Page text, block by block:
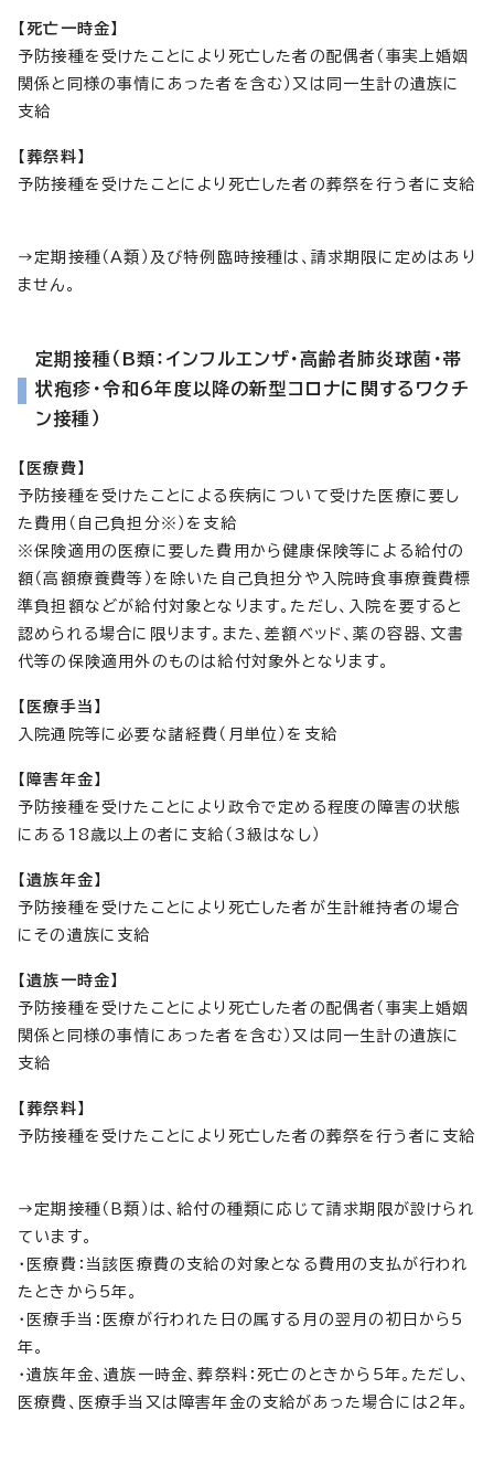
【死亡一時金】
予防接種を受けたことにより死亡した者の配偶者（事実上婚姻
関係と同様の事情にあった者を含む）又は同一生計の遺族に
支給
【葬祭料】
予防接種を受けたことにより死亡した者の葬祭を行う者に支給
→定期接種（A類）及び特例臨時接種は、請求期限に定めはあり
ません。
定期接種（B類：インフルエンザ・高齢者肺炎球菌・帯
状疱疹・令和6年度以降の新型コロナに関するワクチ
ン接種）
【医療費】
予防接種を受けたことによる疾病について受けた医療に要し
た費用（自己負担分※）を支給
※保険適用の医療に要した費用から健康保険等による給付の
額（高額療養費等）を除いた自己負担分や入院時食事療養費標
準負担額などが給付対象となります。ただし、入院を要すると
認められる場合に限ります。また、差額ベッド、薬の容器、文書
代等の保険適用外のものは給付対象外となります。
【医療手当】
入院通院等に必要な諸経費（月単位）を支給
【障害年金】
予防接種を受けたことにより政令で定める程度の障害の状態
にある18歳以上の者に支給（3級はなし）
【遺族年金】
予防接種を受けたことにより死亡した者が生計維持者の場合
にその遺族に支給
【遺族一時金】
予防接種を受けたことにより死亡した者の配偶者（事実上婚姻
関係と同様の事情にあった者を含む）又は同一生計の遺族に
支給
【葬祭料】
予防接種を受けたことにより死亡した者の葬祭を行う者に支給
→定期接種（B類）は、給付の種類に応じて請求期限が設けられ
ています。
・医療費：当該医療費の支給の対象となる費用の支払が行われ
たときから5年。
・医療手当：医療が行われた日の属する月の翌月の初日から5
年。
・遺族年金、遺族一時金、葬祭料：死亡のときから5年。ただし、
医療費、医療手当又は障害年金の支給があった場合には2年。